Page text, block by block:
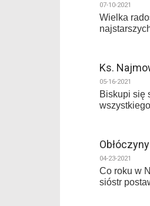
07-10-2021
Wielka
Ks.
05-16-2021
Biskupi się
04-23-2021
Co roku w
sióstr